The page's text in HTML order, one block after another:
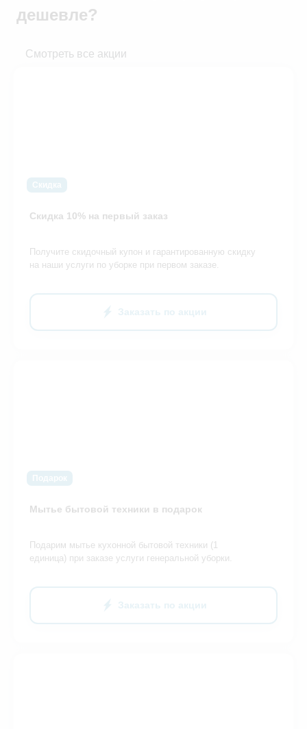
дешевле?
Смотреть все акции
Скидка
Скидка 10% на первый заказ
Получите скидочный купон и гарантированную скидку
на наши услуги по уборке при первом заказе.
Заказать по акции
Подарок
Мытье бытовой техники в подарок
Подарим мытье кухонной бытовой техники (1
единица) при заказе услуги генеральной уборки.
Заказать по акции